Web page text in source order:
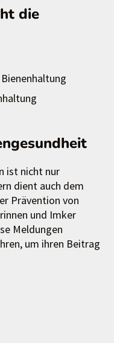
die
ist nicht nur
dient auch dem
Prävention von
und Imker
Meldungen
um ihren Beitrag